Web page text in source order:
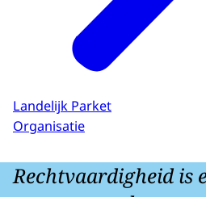
Landelijk Parket
Organisatie
Rechtvaardigheid is